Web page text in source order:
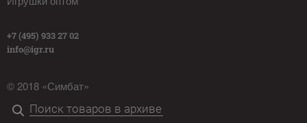
+7 (495) 933 27 02
info@igr.ru
© 2018 «Симбат»